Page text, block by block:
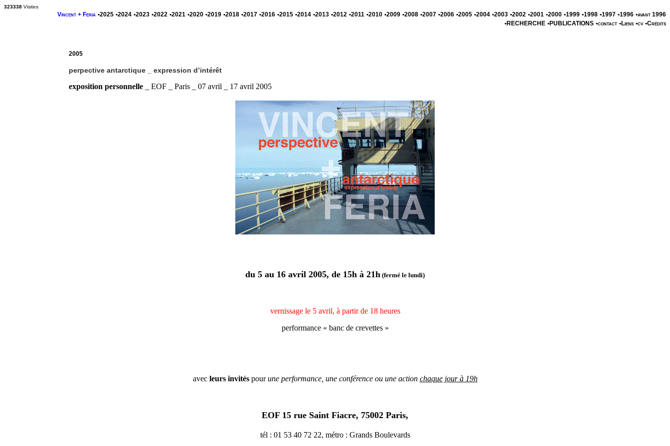
2005
perpective antarctique _ expression d’intérêt
exposition personnelle_ EOF _ Paris _ 07 avril _ 17 avril 2005
du 5 au 16 avril 2005, de 15h à 21h (fermé le lundi)
vernissage le 5 avril, à partir de 18 heures
performance « banc de crevettes »
avec leurs invitéspourune performance, une conférence ou une action chaque jour à 19h
EOF 15 rue Saint Fiacre, 75002 Paris,
tél : 01 53 40 72 22, métro : Grands Boulevards
323338 Visites
Vincent + Feria •2025 •2024 •2023 •2022 •2021 •2020 •2019 •2018 •2017 •2016 •2015 •2014 •2013 •2012 •2011 •2010 •2009 •2008 •2007 •2006 •2005 •2004 •2003 •2002 •2001 •2000 •1999 •1998 •1997 •1996 •avant 1996
•RECHERCHE •PUBLICATIONS •contact •Liens •cv •Crédits